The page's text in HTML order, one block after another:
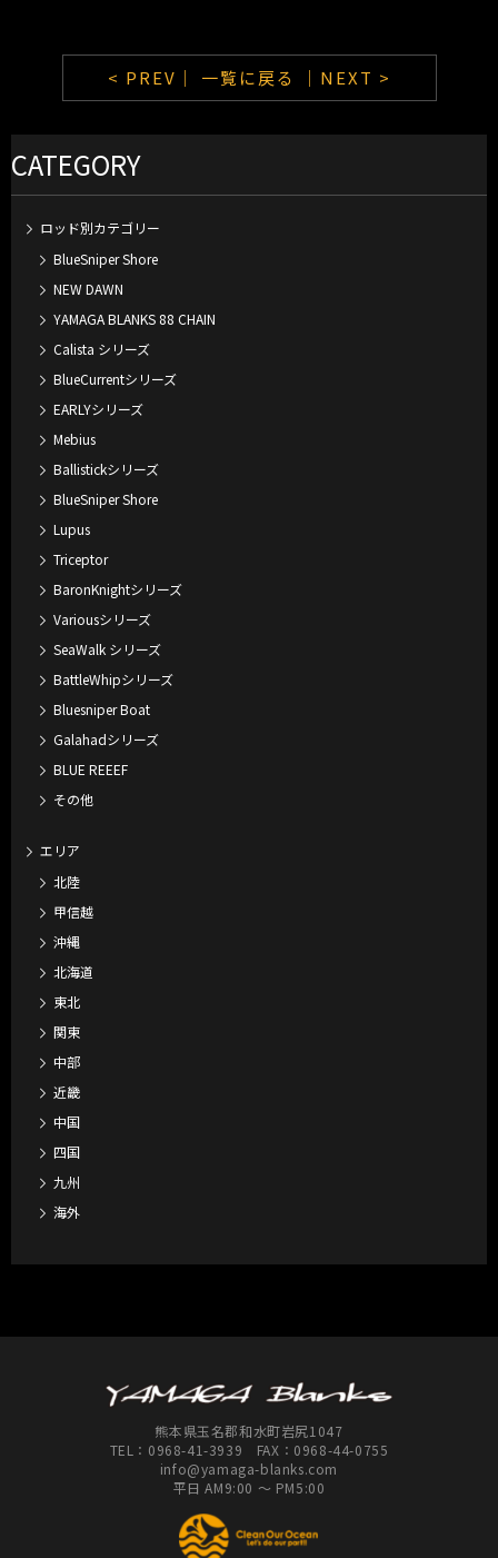
< PREV｜ 一覧に戻る ｜NEXT >
CATEGORY
ロッド別カテゴリー
BlueSniper Shore
NEW DAWN
YAMAGA BLANKS 88 CHAIN
Calista シリーズ
BlueCurrentシリーズ
EARLYシリーズ
Mebius
Ballistickシリーズ
BlueSniper Shore
Lupus
Triceptor
BaronKnightシリーズ
Variousシリーズ
SeaWalk シリーズ
BattleWhipシリーズ
Bluesniper Boat
Galahadシリーズ
BLUE REEEF
その他
エリア
北陸
甲信越
沖縄
北海道
東北
関東
中部
近畿
中国
四国
九州
海外
熊本県玉名郡和水町岩尻1047
TEL： 0968-41-3939 FAX：0968-44-0755
info@yamaga-blanks.com
平日 AM9:00 ～ PM5:00